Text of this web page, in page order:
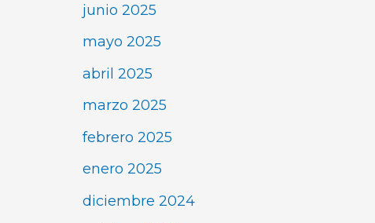
junio 2025
mayo 2025
abril 2025
marzo 2025
febrero 2025
enero 2025
diciembre 2024